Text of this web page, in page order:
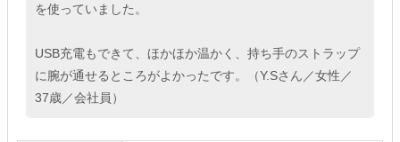
を使っていました。
USB充電もできて、ほかほか温かく、持ち手のストラップ
に腕が通せるところがよかったです。（Y.Sさん／女性／
37歳／会社員）